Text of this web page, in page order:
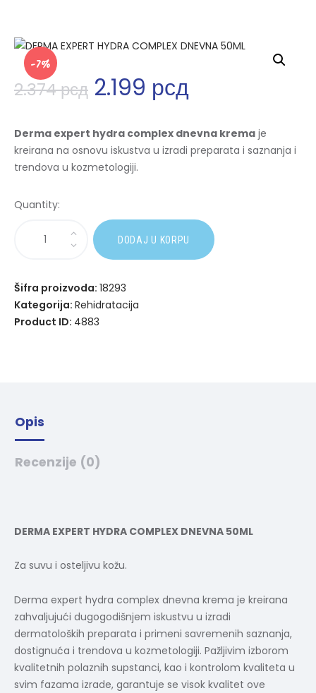
-7%
2.374рсд 2.199 рсд
Derma expert hydra complex dnevna krema je
kreirana na osnovu iskustva u izradi preparata i saznanja i
trendova u kozmetologiji.
Quantity:
DODAJ U KORPU
Šifra proizvoda: 18293
Kategorija: Rehidratacija
Product ID: 4883
Opis
Recenzije (0)
DERMA EXPERT HYDRA COMPLEX DNEVNA 50ML
Za suvu i osteljivu kožu.
Derma expert hydra complex dnevna krema je kreirana
zahvaljujući dugogodišnjem iskustvu u izradi
dermatoloških preparata i primeni savremenih saznanja,
dostignuća i trendova u kozmetologiji. Pažljivim izborom
kvalitetnih polaznih supstanci, kao i kontrolom kvaliteta u
svim fazama izrade, garantuje se visok kvalitet ove